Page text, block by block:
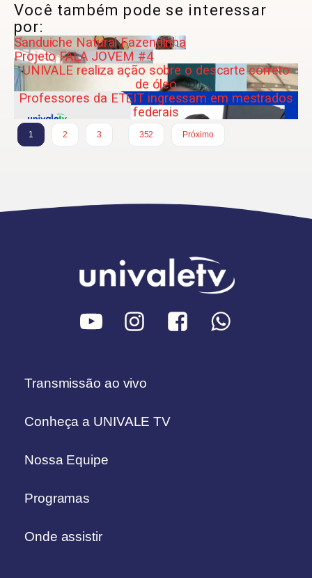
Você também pode se interessar
por:
Sanduiche Natural Fazendinha
Projeto FALA JOVEM #4
UNIVALE realiza ação sobre o descarte correto
de óleo
Professores da ETEIT ingressam em mestrados
federais
1 2 3
352
Próximo
Transmissão ao vivo
Conheça a UNIVALE TV
Nossa Equipe
Programas
Onde assistir